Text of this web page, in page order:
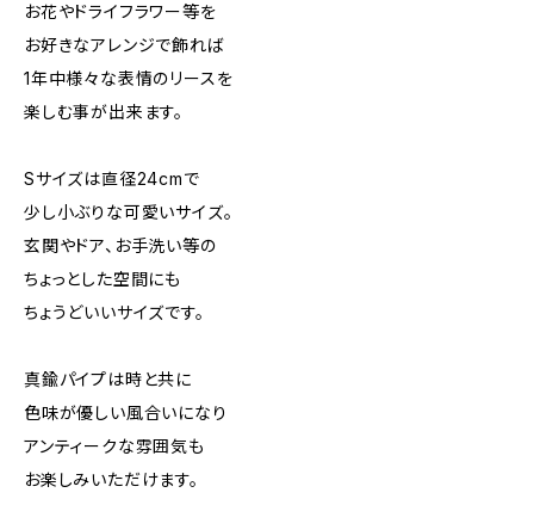
お花やドライフラワー等を
お好きなアレンジで飾れば
1年中様々な表情のリースを
楽しむ事が出来ます。
Sサイズは直径24cmで
少し小ぶりな可愛いサイズ。
玄関やドア、お手洗い等の
ちょっとした空間にも
ちょうどいいサイズです。
真鍮パイプは時と共に
色味が優しい風合いになり
アンティークな雰囲気も
お楽しみいただけます。